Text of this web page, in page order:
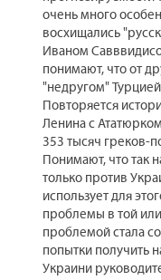
очень много
восхищались
Иваном
понимают, что от
"недругом"
Повторяется
Ленина с
353 тысяч греков-
Понимают, что так
только против
использует для
проблемы в той или
проблемой стала
попытки получить
Украини